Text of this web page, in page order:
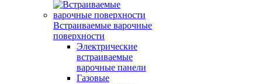
Встраиваемые варочные
поверхности
Электрические
встраиваемые
варочные панели
Газовые